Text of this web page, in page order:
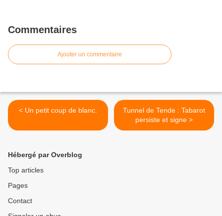
Commentaires
Ajouter un commentaire
< Un petit coup de blanc.
Tunnel de Tende : Tabarot
persiste et signe >
Hébergé par Overblog
Top articles
Pages
Contact